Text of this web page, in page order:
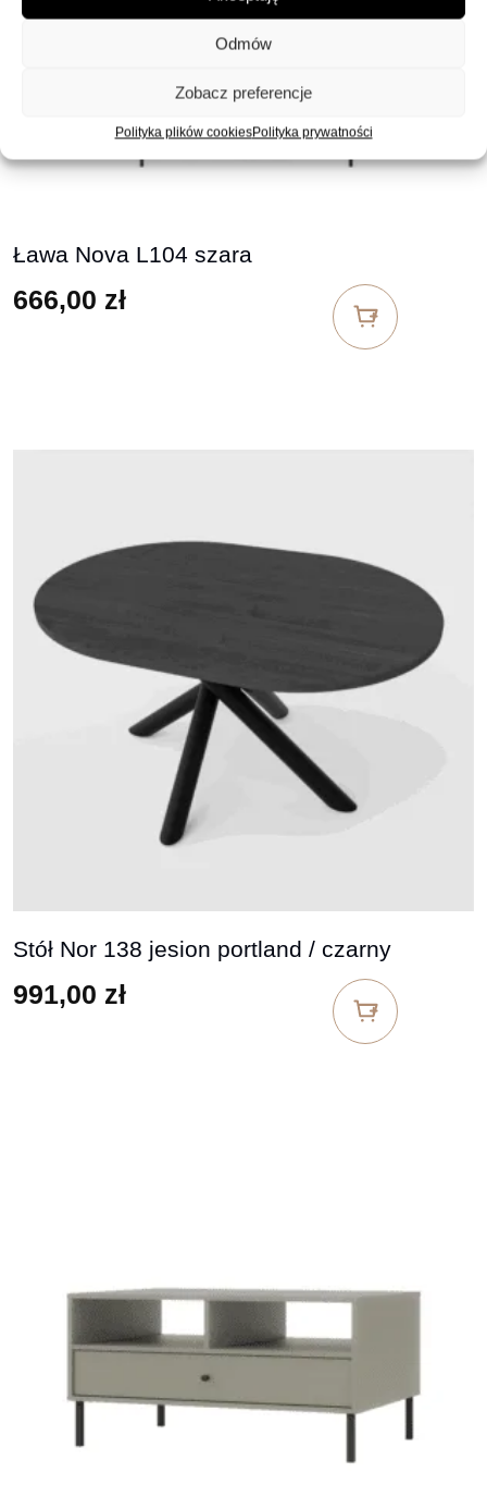
Odmów
Zobacz preferencje
Polityka plików cookiesPolityka prywatności
Ława Nova L104 szara
666,00 zł
Stół Nor 138 jesion portland / czarny
991,00 zł